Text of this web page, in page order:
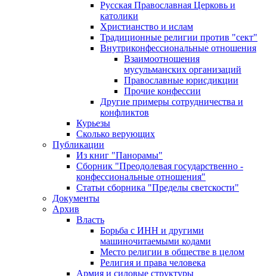
Русская Православная Церковь и
католики
Христианство и ислам
Традиционные религии против "сект"
Внутриконфессиональные отношения
Взаимоотношения
мусульманских организаций
Православные юрисдикции
Прочие конфессии
Другие примеры сотрудничества и
конфликтов
Курьезы
Сколько верующих
Публикации
Из книг "Панорамы"
Сборник "Преодолевая государственно -
конфессиональные отношения"
Статьи сборника "Пределы светскости"
Документы
Архив
Власть
Борьба с ИНН и другими
машиночитаемыми кодами
Место религии в обществе в целом
Религия и права человека
Армия и силовые структуры